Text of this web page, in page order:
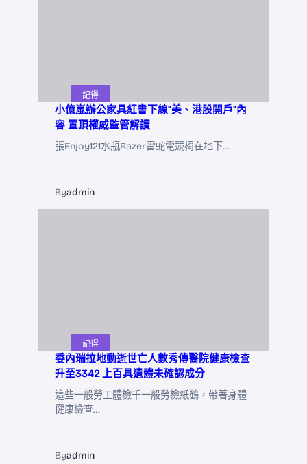
記得
小億嵐辦公家具紅書下線“美、港股開戶”內
容 置頂權威監管解讀
張Enjoy121水瓶Razer雷蛇電競椅在地下…
Byadmin
記得
委內瑞拉地動逝世亡人數秀傳醫院健康檢查
升至3342 上百具遺體未確認成分
這些一般勞工體檢千一般勞檢紙鶴，帶著身體
健康檢查…
Byadmin